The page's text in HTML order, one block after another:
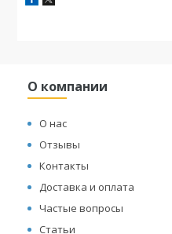
О компании
О нас
Отзывы
Контакты
Доставка и оплата
Частые вопросы
Статьи